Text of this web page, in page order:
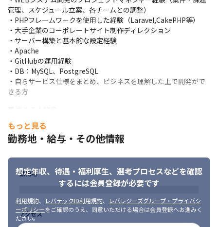
管理、スケジュール立案、各チームとの調整）
・PHPフレームワークを使用した経験（Laravel,CakePHP等）
・大手企業のコーポレートサイト制作ディレクション
・サーバー構築と基本的な設定経験
・Apache
・GitHubの運用経験
・DB：MySQL、PostgreSQL
・自らサービス仕様をまとめ、ビジネスを理解した上で開発がで
きる方
きる方
・Enjinのミッションである「社会の役に立つ立派な人間」になり
もっと見る
勤務地・給与・その他情報
想定年収、待遇・福利厚生、 選考プロセスなどを確認
するには会員登録が必要です
利用規約、 レバテックID利用規約、
レバレジーズグループ・プライバシ
ーポリシーをご確認のうえ、同意いただける場合は会員登録へお進みく
ださい。
勤務地
アクセス